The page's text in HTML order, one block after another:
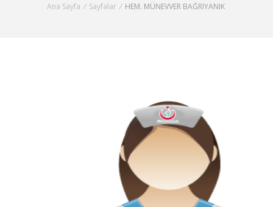
Ana Sayfa / Sayfalar / HEM. MÜNEVVER BAĞRIYANIK